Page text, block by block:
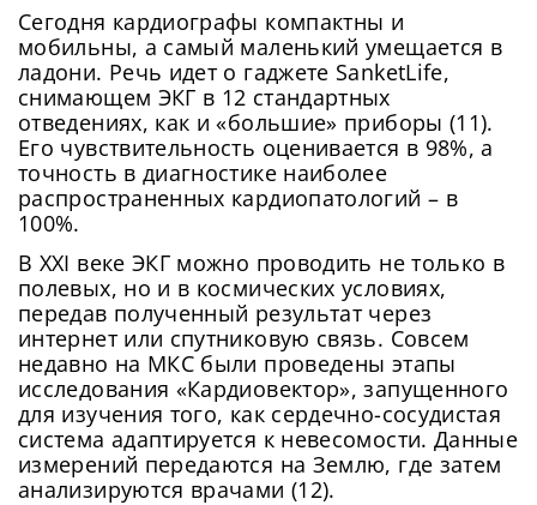
Сегодня кардиографы компактны и
мобильны, а самый маленький умещается в
ладони. Речь идет о гаджете SanketLife,
снимающем ЭКГ в 12 стандартных
отведениях, как и «большие» приборы (11).
Его чувствительность оценивается в 98%, а
точность в диагностике наиболее
распространенных кардиопатологий – в
100%.
В XXI веке ЭКГ можно проводить не только в
полевых, но и в космических условиях,
передав полученный результат через
интернет или спутниковую связь. Совсем
недавно на МКС были проведены этапы
исследования «Кардиовектор», запущенного
для изучения того, как сердечно-сосудистая
система адаптируется к невесомости. Данные
измерений передаются на Землю, где затем
анализируются врачами (12).